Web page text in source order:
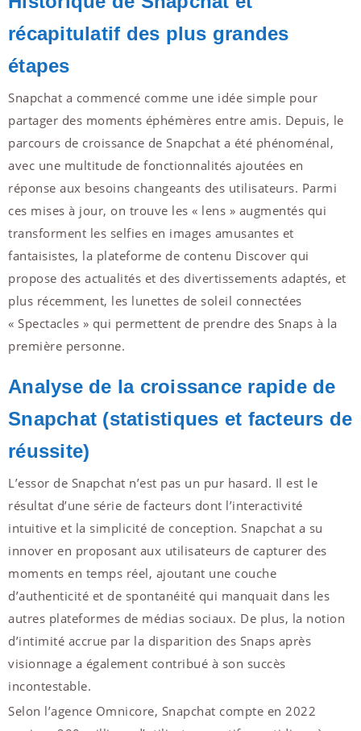
récapitulatif des plus grandes
étapes
Snapchat a commencé comme une idée simple pour
partager des moments éphémères entre amis. Depuis, le
parcours de croissance de Snapchat a été phénoménal,
avec une multitude de fonctionnalités ajoutées en
réponse aux besoins changeants des utilisateurs. Parmi
ces mises à jour, on trouve les « lens » augmentés qui
transforment les selfies en images amusantes et
fantaisistes, la plateforme de contenu Discover qui
propose des actualités et des divertissements adaptés, et
plus récemment, les lunettes de soleil connectées
« Spectacles » qui permettent de prendre des Snaps à la
première personne.
Analyse de la croissance rapide de
Snapchat (statistiques et facteurs de
réussite)
L’essor de Snapchat n’est pas un pur hasard. Il est le
résultat d’une série de facteurs dont l’interactivité
intuitive et la simplicité de conception. Snapchat a su
innover en proposant aux utilisateurs de capturer des
moments en temps réel, ajoutant une couche
d’authenticité et de spontanéité qui manquait dans les
autres plateformes de médias sociaux. De plus, la notion
d’intimité accrue par la disparition des Snaps après
visionnage a également contribué à son succès
incontestable.
Selon l’agence Omnicore, Snapchat compte en 2022